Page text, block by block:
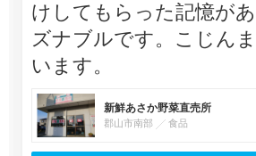
けしてもらった記憶が
ズナブルです。こじん
います。
新鮮あさか野菜直売所
郡山市南部 食品